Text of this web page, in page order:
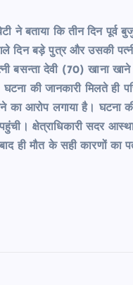
बताया कि तीन दिन पूर्व
दिन बड़े पुत्र और उसकी
बसन्ता देवी (70) खाना
की जानकारी मिलते ही
आरोप लगाया है। घटना
क्षेत्राधिकारी सदर
ही मौत के सही कारणों का